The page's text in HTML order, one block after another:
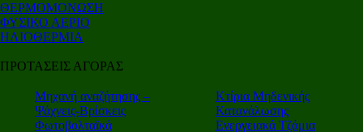
ΘΕΡΜΟΜΟΝΩΣΗ
ΦΥΣΙΚΟ ΑΕΡΙΟ
ΗΛΙΟΘΕΡΜΙΑ
ΠΡΟΤΑΣΕΙΣ ΑΓΟΡΑΣ
Μηχανή αναζήτησης –
Ψάχνεις-Βρίσκεις
Φωτοβολταϊκά
Κτίρια Μηδενικής
Κατανάλωσης
Ενεργειακά Τζάμια